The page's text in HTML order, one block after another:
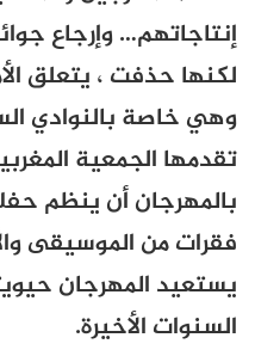
إنتاجاتهم… وإرجاع
لكنها حذفت ، يتعلق
وهي خاصة بالنوادي
تقدمها الجمعية
بالمهرجان أن ينظم
فقرات من الموسيقى
يستعيد المهرجان
السنوات الأخيرة.